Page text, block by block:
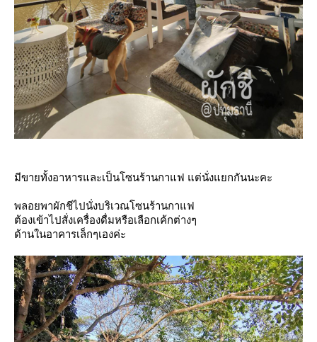
มีขายทั้งอาหารและเป็นโซนร้านกาแฟ แต่นั่งแยกกันนะคะ
พลอยพาผักชีไปนั่งบริเวณโซนร้านกาแฟ
ต้องเข้าไปสั่งเครื่องดื่มหรือเลือกเค้กต่างๆ
ด้านในอาคารเล็กๆเองค่ะ